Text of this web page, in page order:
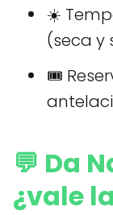
☀️
(seca y
🎟️
💬 Da
¿vale